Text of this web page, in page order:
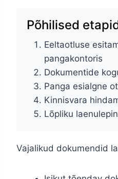
Põhilised
Eeltaotluse
pangakontoris
Dokumentide
Panga esialgne
Kinnisvara
Lõpliku
Vajalikud dokumendid